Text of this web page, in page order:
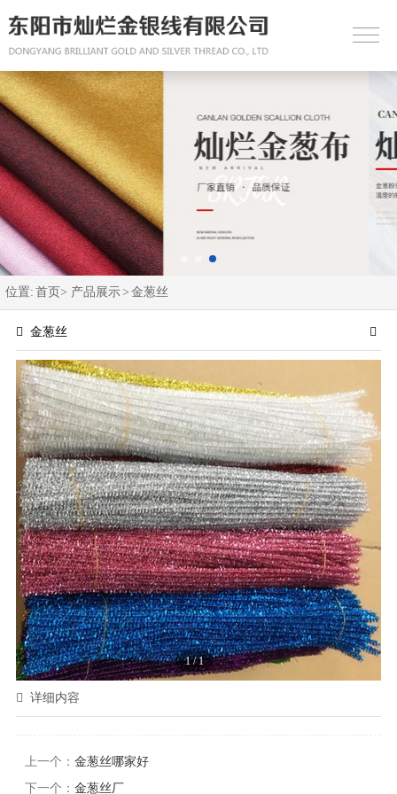
位置: 首页> 产品展示> 金葱丝
金葱丝
1/1
详细内容
上一个： 金葱丝哪家好
下一个： 金葱丝厂